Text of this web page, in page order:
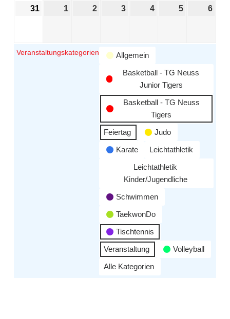
31 1 2 3 4 5 6
Veranstaltungskategorien
Allgemein
Basketball - TG Neuss
Junior Tigers
Basketball - TG Neuss
Tigers
Feiertag
Judo
Karate
Leichtathletik
Leichtathletik
Kinder/Jugendliche
Schwimmen
TaekwonDo
Tischtennis
Veranstaltung
Volleyball
Alle Kategorien